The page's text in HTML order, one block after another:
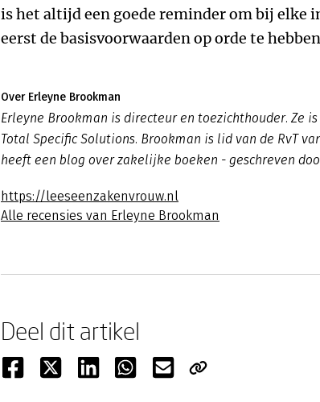
is het altijd een goede reminder om bij elke
eerst de basisvoorwaarden op orde te
Over Erleyne Brookman
Erleyne Brookman is directeur en toezichthouder. Ze
Total Specific Solutions. Brookman is lid van de RvT
heeft een blog over zakelijke boeken - geschreven
https://leeseenzakenvrouw.nl
Alle recensies van Erleyne Brookman
Deel dit artikel